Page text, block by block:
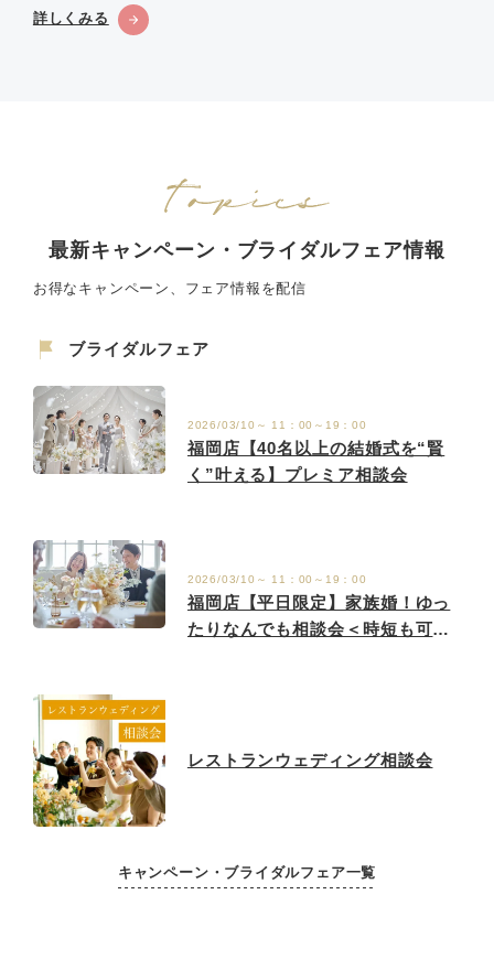
詳しくみる
最新キャンペーン・ブライダルフェア情報
お得なキャンペーン、フェア情報を配信
ブライダルフェア
2026/03/10～ 11：00～19：00
福岡店【40名以上の結婚式を“賢
く”叶える】プレミア相談会
2026/03/10～ 11：00～19：00
福岡店【平日限定】家族婚！ゆっ
たりなんでも相談会＜時短も可
レストランウェディング相談会
キャンペーン・ブライダルフェア一覧